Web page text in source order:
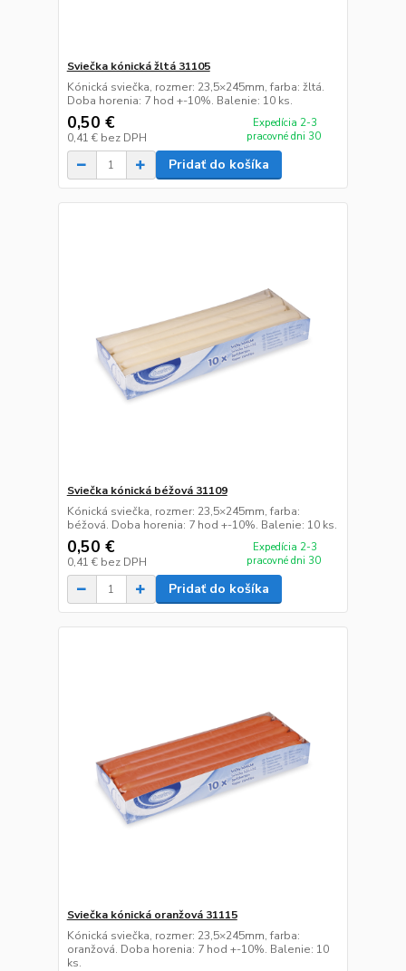
Sviečka kónická žltá 31105
Kónická sviečka, rozmer: 23,5×245mm, farba: žltá.
Doba horenia: 7 hod +-10%. Balenie: 10 ks.
0,50 €
0,41 € bez DPH
Expedícia 2-3
pracovné dni 30
Pridať do košíka
Sviečka kónická béžová 31109
Kónická sviečka, rozmer: 23,5×245mm, farba:
béžová. Doba horenia: 7 hod +-10%. Balenie: 10 ks.
0,50 €
0,41 € bez DPH
Expedícia 2-3
pracovné dni 30
Pridať do košíka
Sviečka kónická oranžová 31115
Kónická sviečka, rozmer: 23,5×245mm, farba:
oranžová. Doba horenia: 7 hod +-10%. Balenie: 10
ks.